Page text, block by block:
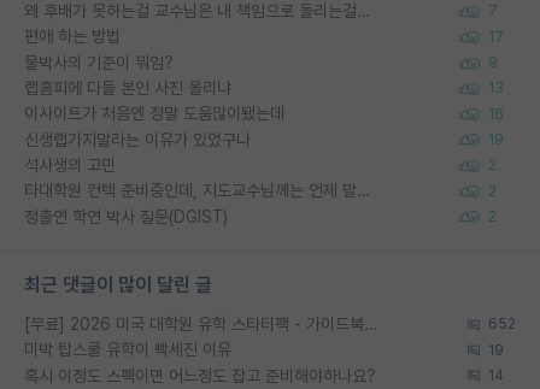
왜 후배가 못하는걸 교수님은 내 책임으로 돌리는걸까요? 7
편애 하는 방법 17
물박사의 기준이 뭐임? 9
랩홈피에 다들 본인 사진 올리냐 13
이사이트가 처음엔 정말 도움많이됐는데 16
신생랩가지말라는 이유가 있었구나 19
석사생의 고민 2
타대학원 컨텍 준비중인데, 지도교수님께는 언제 말씀드려야 할까요? 2
정출연 학연 박사 질문(DGIST) 2
최근 댓글이 많이 달린 글
[무료] 2026 미국 대학원 유학 스타터팩 - 가이드북 & 합격자 컨택메일 템플릿 652
미박 탑스쿨 유학이 빡세진 이유 19
혹시 이정도 스펙이면 어느정도 잡고 준비해야하나요? 14